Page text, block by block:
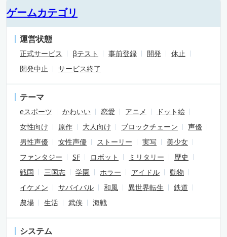
ゲームカテゴリ
運営状態
正式サービス βテスト 事前登録 開発
休止
開発中止
サービス終了
テーマ
eスポーツ かわいい 恋愛 アニメ
ドット絵
女性向け
原作 大人向け ブロックチェーン
声優
男性声優
女性声優 ストーリー 実写
美少女
ファンタジー
SF ロボット ミリタリー
歴史
戦国
三国志 学園 ホラー アイドル
動物
イケメン
サバイバル 和風 異世界転生
鉄道
農場
生活 武侠 海戦
システム